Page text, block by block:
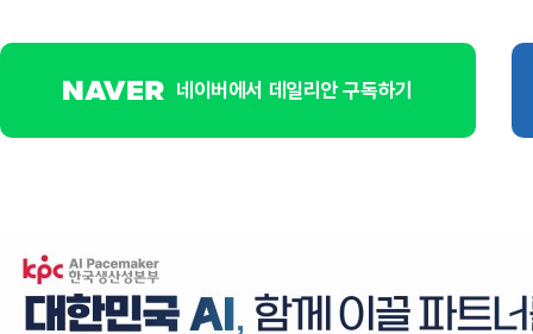
네이버에서 데일리안 구독하기